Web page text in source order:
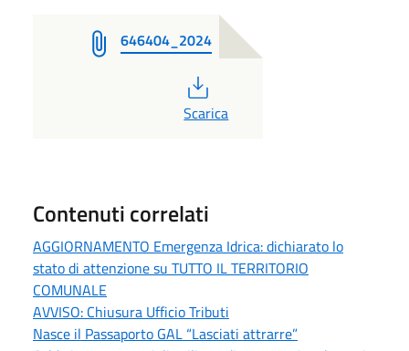
646404_2024
PDF
Scarica
Contenuti correlati
AGGIORNAMENTO Emergenza Idrica: dichiarato lo
stato di attenzione su TUTTO IL TERRITORIO
COMUNALE
AVVISO: Chiusura Ufficio Tributi
Nasce il Passaporto GAL “Lasciati attrarre”